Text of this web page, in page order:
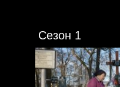
Сезон 1